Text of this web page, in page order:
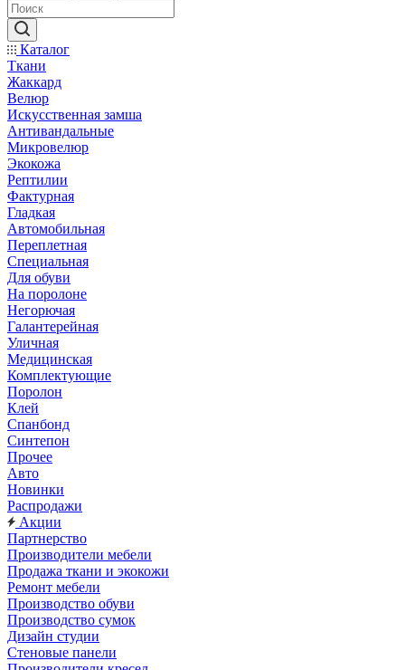
Каталог
Ткани
Жаккард
Велюр
Искусственная замша
Антивандальные
Микровелюр
Экокожа
Рептилии
Фактурная
Гладкая
Автомобильная
Переплетная
Специальная
Для обуви
На поролоне
Негорючая
Галантерейная
Уличная
Медицинская
Комплектующие
Поролон
Клей
Спанбонд
Синтепон
Прочее
Авто
Новинки
Распродажи
Акции
Партнерство
Производители мебели
Продажа ткани и экокожи
Ремонт мебели
Производство обуви
Производство сумок
Дизайн студии
Стеновые панели